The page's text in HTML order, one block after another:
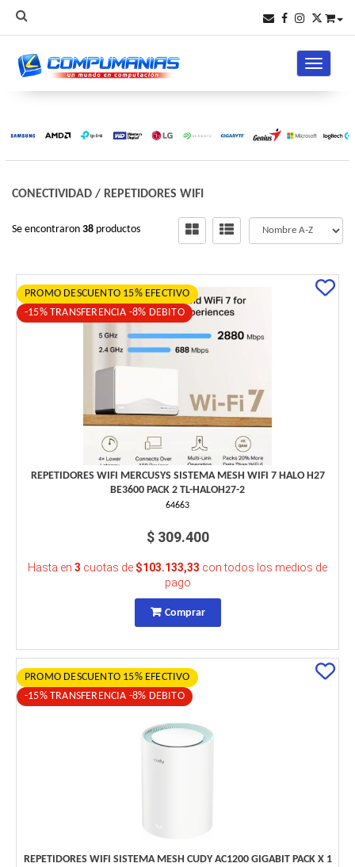
Toggle
CONECTIVIDAD / REPETIDORES WIFI
Se encontraron 38 productos
PROMO DESCUENTO 15% EFECTIVO
-15% TRANSFERENCIA -8% DEBITO
REPETIDORES WIFI MERCUSYS SISTEMA MESH WIFI 7 HALO H27
BE3600 PACK 2 TL-HALOH27-2
64663
$ 309.400
Hasta en 3 cuotas de $103.133,33 con todos los medios de
pago
Comprar
PROMO DESCUENTO 15% EFECTIVO
-15% TRANSFERENCIA -8% DEBITO
REPETIDORES WIFI SISTEMA MESH CUDY AC1200 GIGABIT PACK X 1